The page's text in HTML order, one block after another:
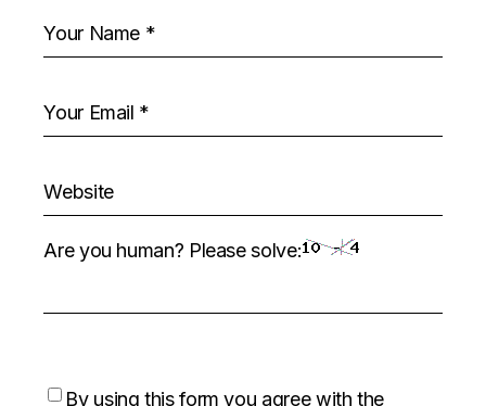
Are you human? Please solve:
By using this form you agree with the